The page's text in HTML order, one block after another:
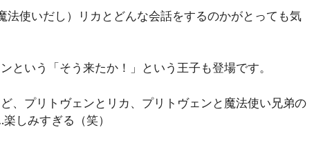
法使いだし）リカとどんな会話をするのかがとっても気
という「そう来たか！」という王子も登場です。
、プリトヴェンとリカ、プリトヴェンと魔法使い兄弟の
しみすぎる（笑）